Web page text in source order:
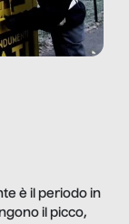
è il periodo in
il picco,